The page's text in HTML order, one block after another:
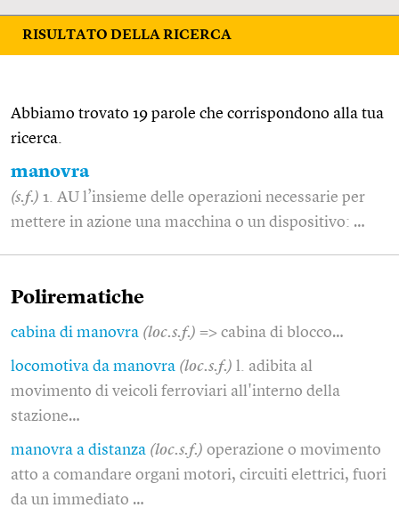
RISULTATO DELLA RICERCA
Abbiamo trovato 19 parole che corrispondono alla tua
ricerca.
manovra
(s.f.) 1. AU l’insieme delle operazioni necessarie per
mettere in azione una macchina o un dispositivo: …
Polirematiche
cabina di manovra (loc.s.f.) => cabina di blocco…
locomotiva da manovra (loc.s.f.) l. adibita al
movimento di veicoli ferroviari all'interno della
stazione…
manovra a distanza (loc.s.f.) operazione o movimento
atto a comandare organi motori, circuiti elettrici, fuori
da un immediato …